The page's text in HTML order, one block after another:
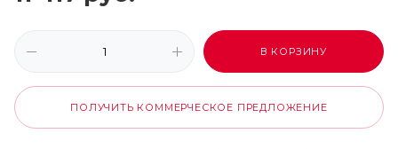
В КОРЗИНУ
ПОЛУЧИТЬ КОММЕРЧЕСКОЕ ПРЕДЛОЖЕНИЕ